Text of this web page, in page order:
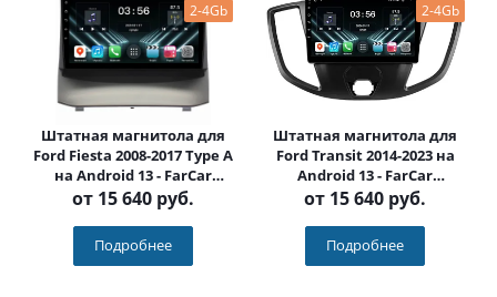
2-4Gb
Штатная магнитола для
Ford Fiesta 2008-2017 Type A
на Android 13 - FarCar
(D/DX3249M Type A)
от 15 640 руб.
Подробнее
2-4Gb
Штатная магнитола для
Ford Transit 2014-2023 на
Android 13 - FarCar
(D/DX3248M)
от 15 640 руб.
Подробнее